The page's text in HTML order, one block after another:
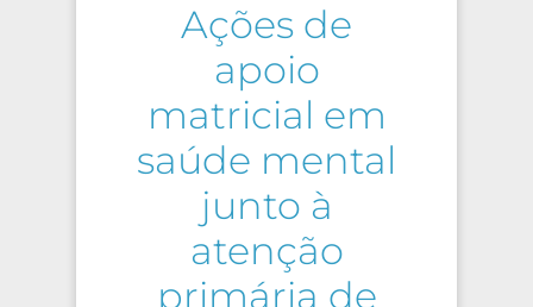
Ações de
apoio
matricial em
saúde mental
junto à
atenção
primária de